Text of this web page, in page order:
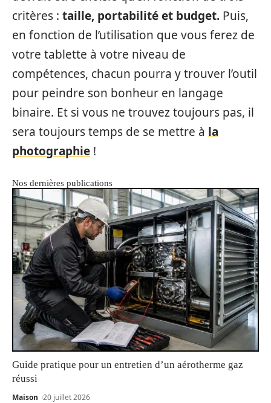
critères : taille, portabilité et budget. Puis,
en fonction de l’utilisation que vous ferez de
votre tablette à votre niveau de
compétences, chacun pourra y trouver l’outil
pour peindre son bonheur en langage
binaire. Et si vous ne trouvez toujours pas, il
sera toujours temps de se mettre à la
photographie !
Nos dernières publications
Guide pratique pour un entretien d’un aérotherme gaz
réussi
Maison 20 juillet 2026